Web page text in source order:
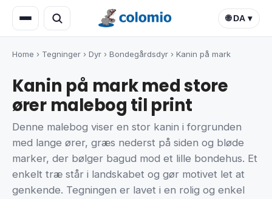
🌐 DA ▾
Home › Tegninger › Dyr › Bondegårdsdyr › Kanin på mark
Kanin på mark med store
ører malebog til print
Denne malebog viser en stor kanin i forgrunden
med lange ører, græs nederst på siden og bløde
marker, der bølger bagud mod et lille bondehus. Et
enkelt træ står i landskabet og gør motivet let at
genkende. Tegningen er lavet i en rolig og enkel